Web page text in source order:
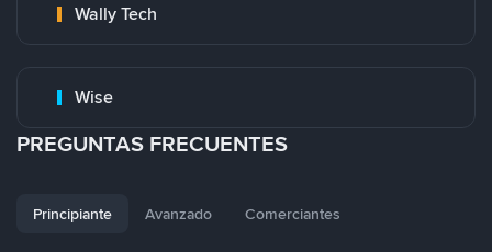
Wally Tech
Wise
PREGUNTAS FRECUENTES
Principiante Avanzado Comerciantes